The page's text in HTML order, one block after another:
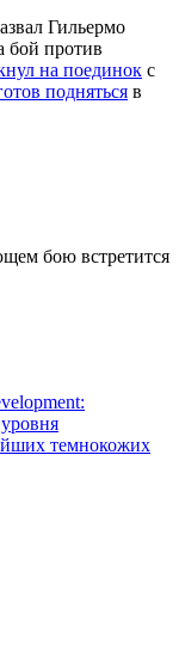
Гильермо
бой против
на поединок с
подняться в
бою встретится
темнокожих